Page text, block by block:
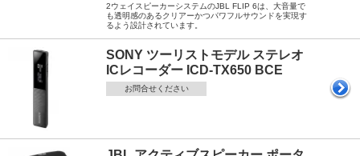
2ウェイスピーカーシステムのJBL FLIP 6は、大音量で
も透明感のあるクリアーかつパワフルサウンドを実現す
るよう設計されています。
SONY ツーリストモデル ステレオ
ICレコーダー ICD-TX650 BCE
お問合せください